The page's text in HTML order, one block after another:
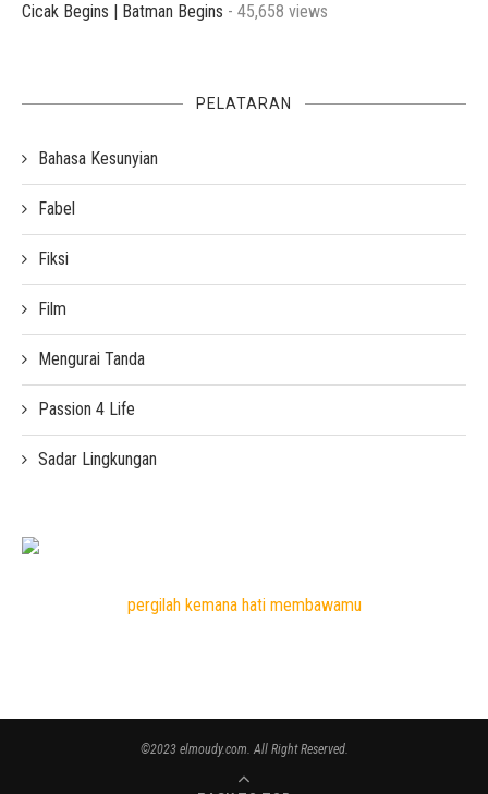
Cicak Begins | Batman Begins - 45,658 views
PELATARAN
Bahasa Kesunyian
Fabel
Fiksi
Film
Mengurai Tanda
Passion 4 Life
Sadar Lingkungan
pergilah kemana hati membawamu
©2023 elmoudy.com. All Right Reserved.